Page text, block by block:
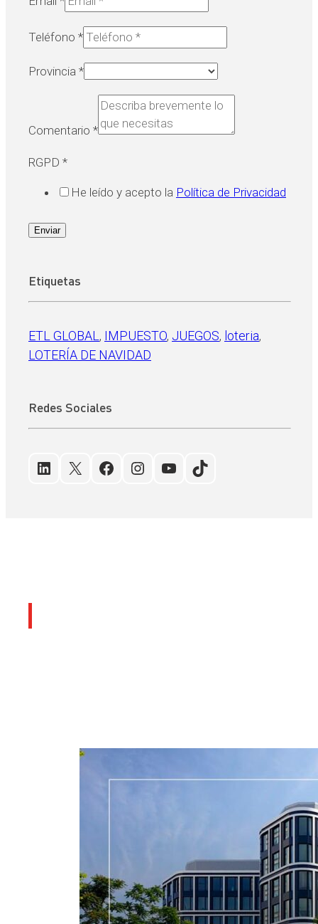
Teléfono *
Provincia *
Comentario *
RGPD *
He leído y acepto la Política de Privacidad
Enviar
Etiquetas
ETL GLOBAL, IMPUESTO, JUEGOS, loteria
LOTERÍA DE NAVIDAD
Redes Sociales
LinkedIn
X Facebook
Instagram
YouTube
TikTok